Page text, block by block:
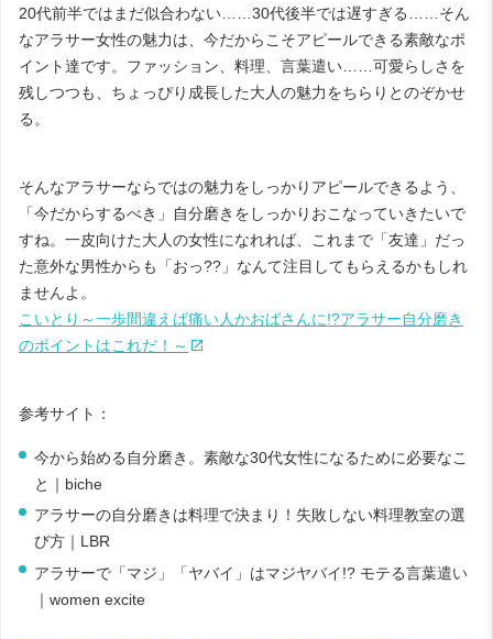
20代前半ではまだ似合わない……30代後半では遅すぎる……そん
なアラサー女性の魅力は、今だからこそアピールできる素敵なポ
イント達です。ファッション、料理、言葉遣い……可愛らしさを
残しつつも、ちょっぴり成長した大人の魅力をちらりとのぞかせ
る。
そんなアラサーならではの魅力をしっかりアピールできるよう、
「今だからするべき」自分磨きをしっかりおこなっていきたいで
すね。一皮向けた大人の女性になれれば、これまで「友達」だっ
た意外な男性からも「おっ??」なんて注目してもらえるかもしれ
ませんよ。
こいとり～一歩間違えば痛い人かおばさんに!?アラサー自分磨き
のポイントはこれだ！～
参考サイト：
今から始める自分磨き。素敵な30代女性になるために必要なこ
と｜biche
アラサーの自分磨きは料理で決まり！失敗しない料理教室の選
び方｜LBR
アラサーで「マジ」「ヤバイ」はマジヤバイ!? モテる言葉遣い
｜women excite